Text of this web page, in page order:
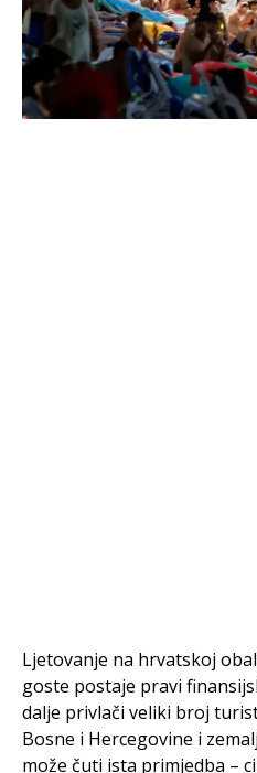
Ljetovanje na hrvatskoj
goste postaje pravi
dalje privlači veliki broj
Bosne i Hercegovine i
može čuti ista primjedba –